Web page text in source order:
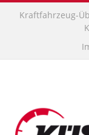
Kraftfahrzeug-